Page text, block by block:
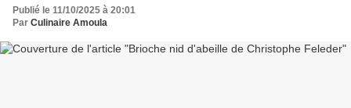
Publié le 11/10/2025 à 20:01
Par Culinaire Amoula